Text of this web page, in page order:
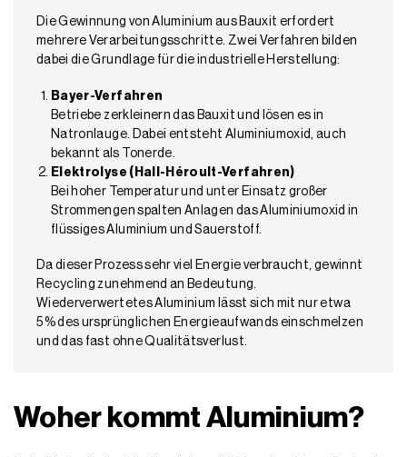
Die Gewinnung von Aluminium aus Bauxit erfordert
mehrere Verarbeitungsschritte. Zwei Verfahren bilden
dabei die Grundlage für die industrielle Herstellung:
Bayer-Verfahren
Betriebe zerkleinern das Bauxit und lösen es in
Natronlauge. Dabei entsteht Aluminiumoxid, auch
bekannt als Tonerde.
Elektrolyse (Hall-Héroult-Verfahren)
Bei hoher Temperatur und unter Einsatz großer
Strommengen spalten Anlagen das Aluminiumoxid in
flüssiges Aluminium und Sauerstoff.
Da dieser Prozess sehr viel Energie verbraucht, gewinnt
Recycling zunehmend an Bedeutung.
Wiederverwertetes Aluminium lässt sich mit nur etwa
5 % des ursprünglichen Energieaufwands einschmelzen
und das fast ohne Qualitätsverlust.
Woher kommt Aluminium?